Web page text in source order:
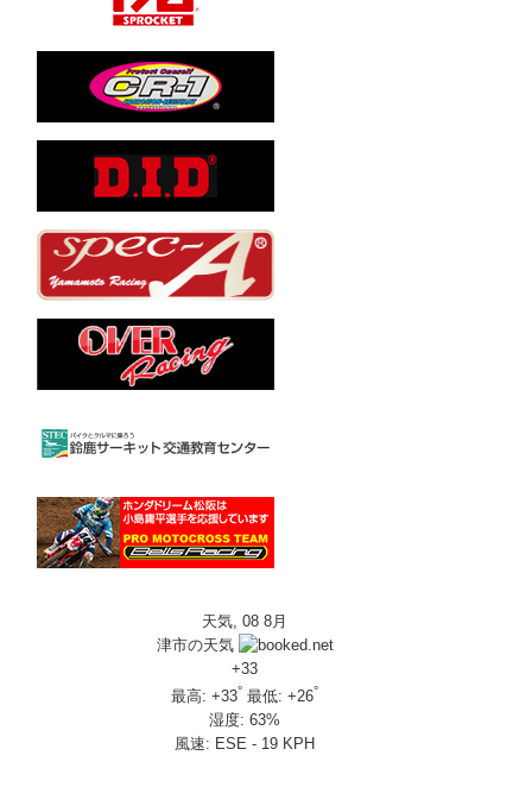
天気, 08 8月
津市の天気
+33
最高:+33° 最低:+26°
湿度:63%
風速: ESE - 19 KPH